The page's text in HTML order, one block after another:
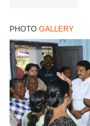
PHOTO GALLERY